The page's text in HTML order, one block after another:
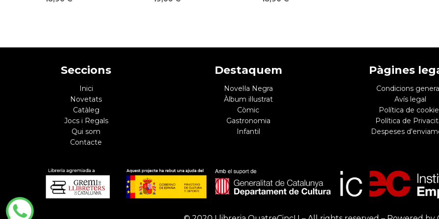
Seccions
Inici
Novetats
Catàleg
Jocs i Regals
Qui som
Contacte
Destaquem
Novel·la Negra
Àlbum il·lustrat
Còmic
Gastronomia
Infantil
Pàgines
Condicions
Avís legal
Política de
Política de
Despeses